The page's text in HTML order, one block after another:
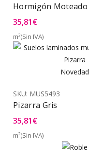
Hormigón Moteado
35,81€
m²(Sin IVA)
Novedad
SKU: MUS5493
Pizarra Gris
35,81€
m²(Sin IVA)